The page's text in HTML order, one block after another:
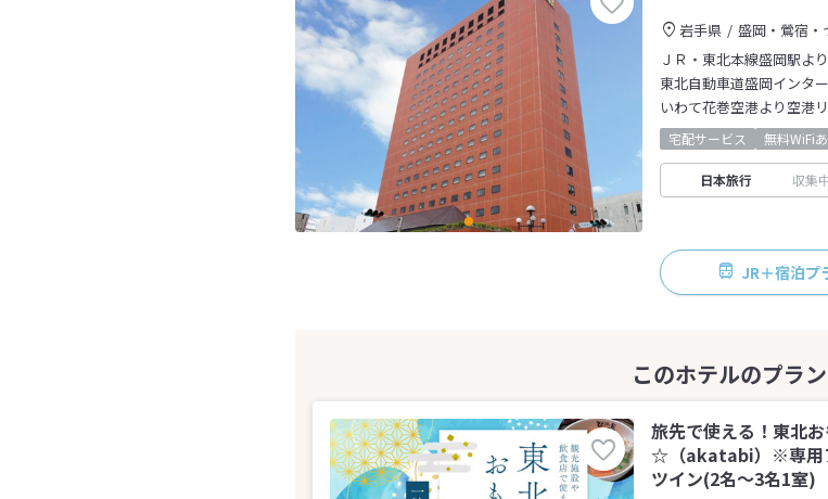
岩手県 盛岡・鶯宿・
ＪＲ・東北本線盛岡駅よ
東北自動車道盛岡インタ
いわて花巻空港より空港
宅配サービス 無料WiFi
日本旅行 収集
JR＋宿泊プ
旅先で使える！東北
☆（akatabi）※専用
ツイン(2名～3名1室)